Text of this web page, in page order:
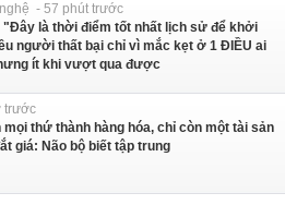
- 57 phút trước
"Đây là thời điểm tốt nhất lịch sử để khởi
người thất bại chỉ vì mắc kẹt ở 1 ĐIỀU ai
ít khi vượt qua được
trước
mọi thứ thành hàng hóa, chỉ còn một tài sản
giá: Não bộ biết tập trung